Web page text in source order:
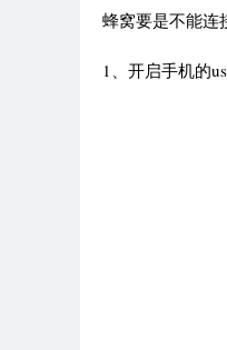
蜂窝要是不能连
1、开启手机的